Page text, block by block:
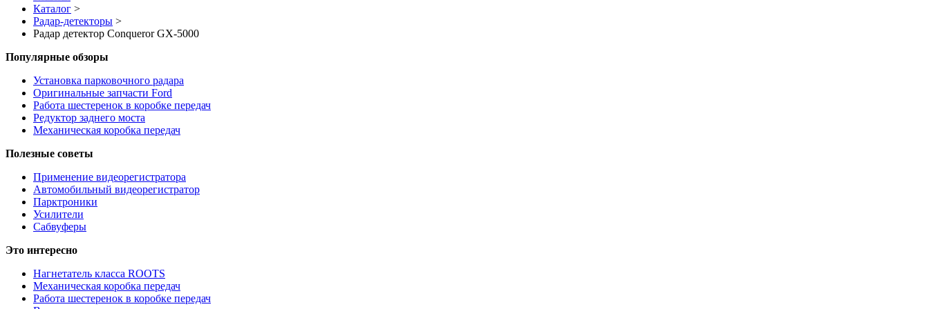
Каталог >
Радар-детекторы >
Радар детектор Conqueror GX-5000
Популярные обзоры
Установка парковочного радара
Оригинальные запчасти Ford
Работа шестеренок в коробке передач
Редуктор заднего моста
Механическая коробка передач
Полезные советы
Применение видеорегистратора
Автомобильный видеорегистратор
Парктроники
Усилители
Cабвуферы
Это интересно
Нагнетатель класса ROOTS
Механическая коробка передач
Работа шестеренок в коробке передач